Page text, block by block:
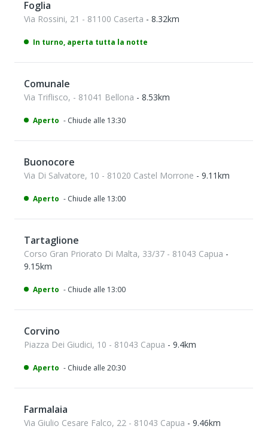
Foglia
Via Rossini, 21 - 81100 Caserta - 8.32km
In turno, aperta tutta la notte
Comunale
Via Triflisco, - 81041 Bellona - 8.53km
Aperto - Chiude alle 13:30
Buonocore
Via Di Salvatore, 10 - 81020 Castel Morrone - 9.11km
Aperto - Chiude alle 13:00
Tartaglione
Corso Gran Priorato Di Malta, 33/37 - 81043 Capua -
9.15km
Aperto - Chiude alle 13:00
Corvino
Piazza Dei Giudici, 10 - 81043 Capua - 9.4km
Aperto - Chiude alle 20:30
Farmalaia
Via Giulio Cesare Falco, 22 - 81043 Capua - 9.46km